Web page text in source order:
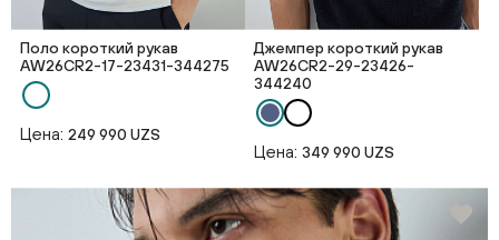
Поло короткий рукав
AW26CR2-17-23431-344275
Цена: 249 990 UZS
Джемпер короткий рукав
AW26CR2-29-23426-
344240
Цена: 349 990 UZS